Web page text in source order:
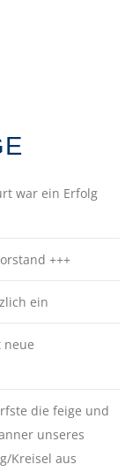
war ein Erfolg
+++
ein
neue
die feige und
unseres
Kreisel aus